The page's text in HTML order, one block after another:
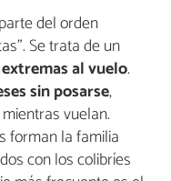
del orden
Se trata de un
al vuelo.
sin posarse,
vuelan.
forman la familia
con los colibríes